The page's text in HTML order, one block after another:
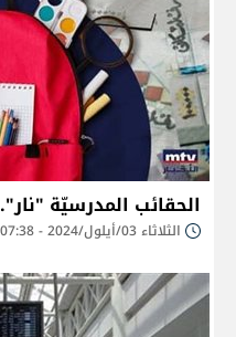
الحقائب المدرسيّة
الثلاثاء 03/أيلول/2024 - 07:38 ص